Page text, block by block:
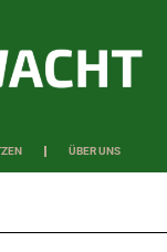
ÜBER UNS